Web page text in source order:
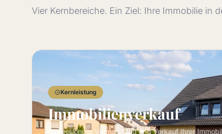
Vier Kernbereiche. Ein Ziel: Ihre Immobilie in
Kernleistung
Immobilienverkauf
Professionelle Vermarktung und Verkauf Ihrer